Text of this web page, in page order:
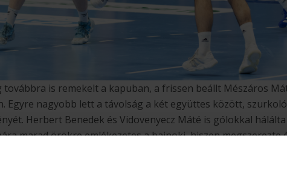
továbbra is remekelt a kapuban, a frissen beállt Mészáros
Egyre nagyobb lett a távolság a két együttes között,
Herbert Benedek és Vidovenyecz Máté is gólokkal
marad örökre emlékezetes a bajnoki, hiszen megszerezte
Koncz György – előtte szegény Balogh Ádámot fejbe
a társától, kiválóan védett. A vége 34-19-es siker,